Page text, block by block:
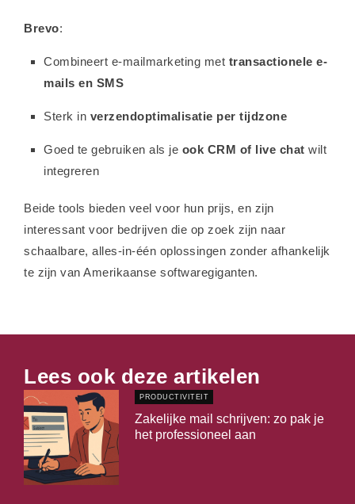
Brevo:
Combineert e-mailmarketing met transactionele e-
mails en SMS
Sterk in verzendoptimalisatie per tijdzone
Goed te gebruiken als je ook CRM of live chat wilt
integreren
Beide tools bieden veel voor hun prijs, en zijn
interessant voor bedrijven die op zoek zijn naar
schaalbare, alles-in-één oplossingen zonder afhankelijk
te zijn van Amerikaanse softwaregiganten.
Lees ook deze artikelen
PRODUCTIVITEIT
Zakelijke mail schrijven: zo pak je
het professioneel aan